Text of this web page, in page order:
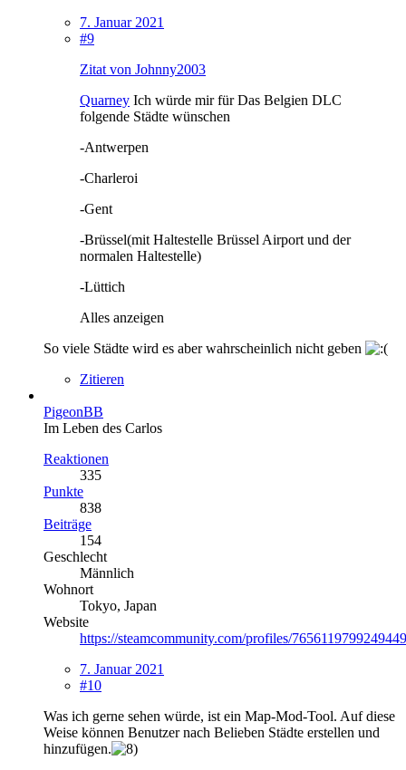
7. Januar 2021
#9
Zitat von Johnny2003
Quarney Ich würde mir für Das Belgien DLC
folgende Städte wünschen
-Antwerpen
-Charleroi
-Gent
-Brüssel(mit Haltestelle Brüssel Airport und der
normalen Haltestelle)
-Lüttich
Alles anzeigen
So viele Städte wird es aber wahrscheinlich nicht geben
Zitieren
PigeonBB
Im Leben des Carlos
Reaktionen
335
Punkte
838
Beiträge
154
Geschlecht
Männlich
Wohnort
Tokyo, Japan
Website
https://steamcommunity.com/profiles/
7. Januar 2021
#10
Was ich gerne sehen würde, ist ein Map-Mod-Tool. Auf diese
Weise können Benutzer nach Belieben Städte erstellen und
hinzufügen.